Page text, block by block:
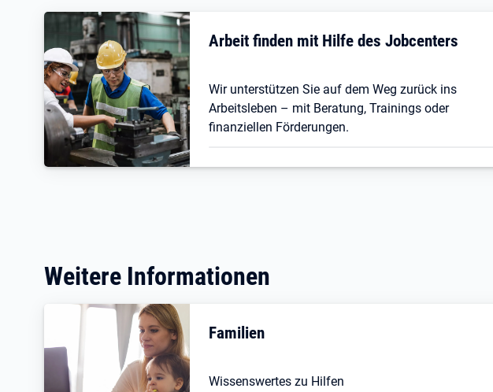
Arbeit finden mit Hilfe des Jobcenters
Wir unterstützen Sie auf dem Weg zurück ins
Arbeitsleben – mit Beratung, Trainings oder
finanziellen Förderungen.
Weitere Informationen
Familien
Wissenswertes zu Hilfen